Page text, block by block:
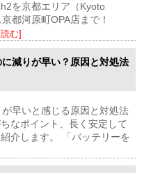
を京都エリア（Kyoto
都河原町OPA店まで！
む]
減りが早い？原因と対処法
早いと感じる原因と対処法
なポイント、長く安定して
介します。 「バッテリーを